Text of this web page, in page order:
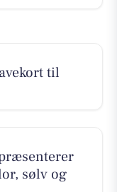
til
sølv og